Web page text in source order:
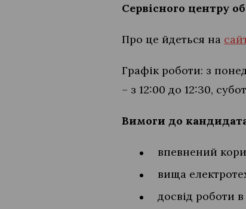
Сервісного центру
Про це йдеться на
Графік роботи: з
– з 12:00 до 12:30,
Вимоги до
впевнений
вища
досвід роботи